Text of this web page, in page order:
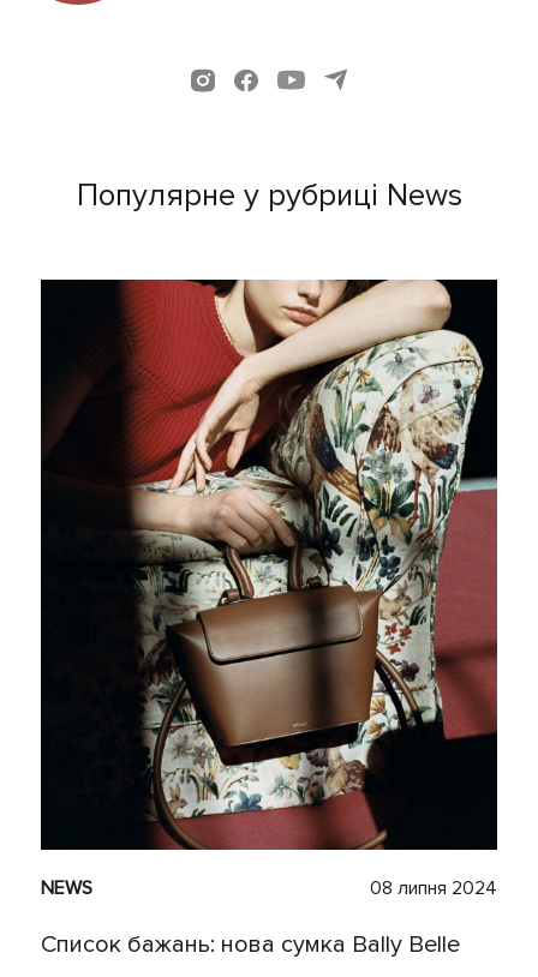
Популярне у рубриці News
NEWS 08 липня 2024
Список бажань: нова сумка Bally Belle